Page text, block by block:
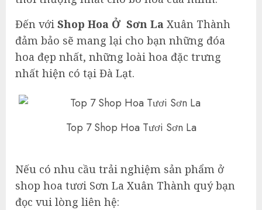
Đến với Shop Hoa Ở Sơn La Xuân Thành
đảm bảo sẽ mang lại cho bạn những đóa
hoa đẹp nhất, những loài hoa đặc trưng
nhất hiện có tại Đà Lạt.
Top 7 Shop Hoa Tươi Sơn La
Nếu có nhu cầu trải nghiệm sản phẩm ở
shop hoa tươi Sơn La Xuân Thành quý bạn
đọc vui lòng liên hệ: